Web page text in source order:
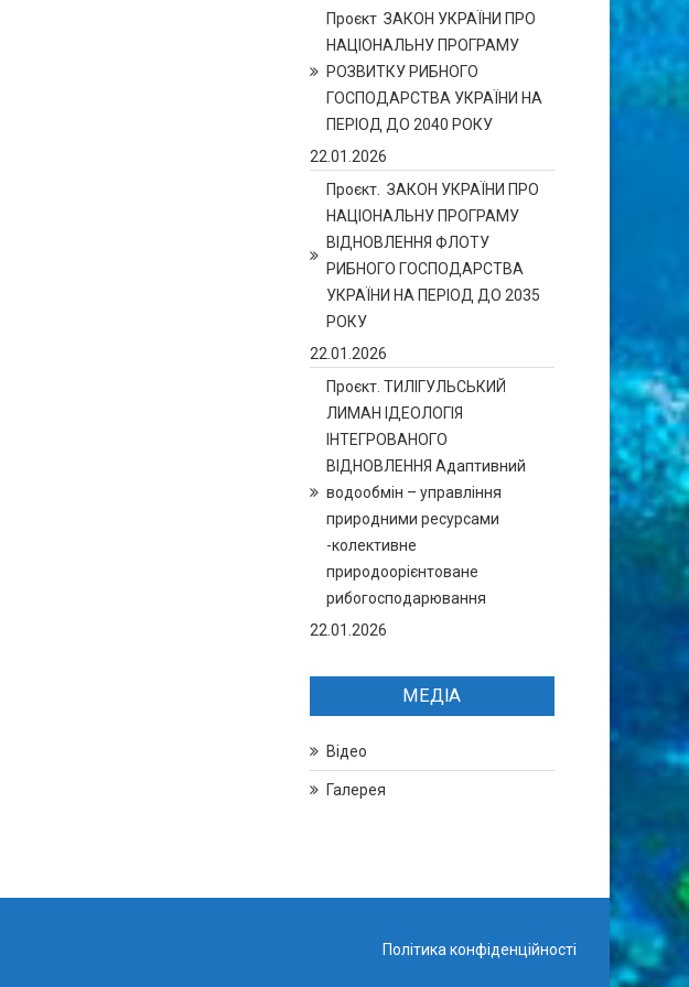
Проєкт ЗАКОН УКРАЇНИ ПРО
НАЦІОНАЛЬНУ ПРОГРАМУ
РОЗВИТКУ РИБНОГО
ГОСПОДАРСТВА УКРАЇНИ НА
ПЕРІОД ДО 2040 РОКУ
22.01.2026
Проєкт. ЗАКОН УКРАЇНИ ПРО
НАЦІОНАЛЬНУ ПРОГРАМУ
ВІДНОВЛЕННЯ ФЛОТУ
РИБНОГО ГОСПОДАРСТВА
УКРАЇНИ НА ПЕРІОД ДО 2035
РОКУ
22.01.2026
Проєкт. ТИЛІГУЛЬСЬКИЙ
ЛИМАН ІДЕОЛОГІЯ
ІНТЕГРОВАНОГО
ВІДНОВЛЕННЯ Адаптивний
водообмін – управління
природними ресурсами
-колективне
природоорієнтоване
рибогосподарювання
22.01.2026
МЕДІА
Відео
Галерея
Політика конфіденційності